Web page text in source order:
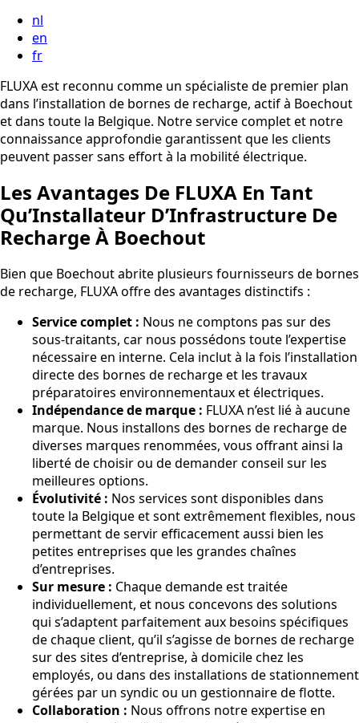
nl
en
fr
FLUXA est reconnu comme un spécialiste de premier plan
dans l’installation de bornes de recharge, actif à Boechout
et dans toute la Belgique. Notre service complet et notre
connaissance approfondie garantissent que les clients
peuvent passer sans effort à la mobilité électrique.
Les Avantages De FLUXA En Tant
Qu’Installateur D’Infrastructure De
Recharge À Boechout
Bien que Boechout abrite plusieurs fournisseurs de bornes
de recharge, FLUXA offre des avantages distinctifs :
Service complet : Nous ne comptons pas sur des
sous-traitants, car nous possédons toute l’expertise
nécessaire en interne. Cela inclut à la fois l’installation
directe des bornes de recharge et les travaux
préparatoires environnementaux et électriques.
Indépendance de marque : FLUXA n’est lié à aucune
marque. Nous installons des bornes de recharge de
diverses marques renommées, vous offrant ainsi la
liberté de choisir ou de demander conseil sur les
meilleures options.
Évolutivité : Nos services sont disponibles dans
toute la Belgique et sont extrêmement flexibles, nous
permettant de servir efficacement aussi bien les
petites entreprises que les grandes chaînes
d’entreprises.
Sur mesure : Chaque demande est traitée
individuellement, et nous concevons des solutions
qui s’adaptent parfaitement aux besoins spécifiques
de chaque client, qu’il s’agisse de bornes de recharge
sur des sites d’entreprise, à domicile chez les
employés, ou dans des installations de stationnement
gérées par un syndic ou un gestionnaire de flotte.
Collaboration : Nous offrons notre expertise en